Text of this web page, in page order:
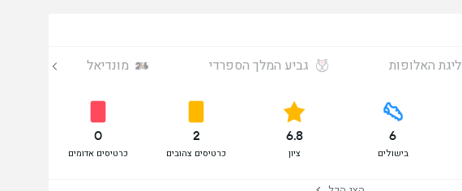
ליגת האלופות גביע המלך הספרדי מונדיאל
6
בישולים
6.8
ציון
2
כרטיסים צהובים
0
כרטיסים אדומים